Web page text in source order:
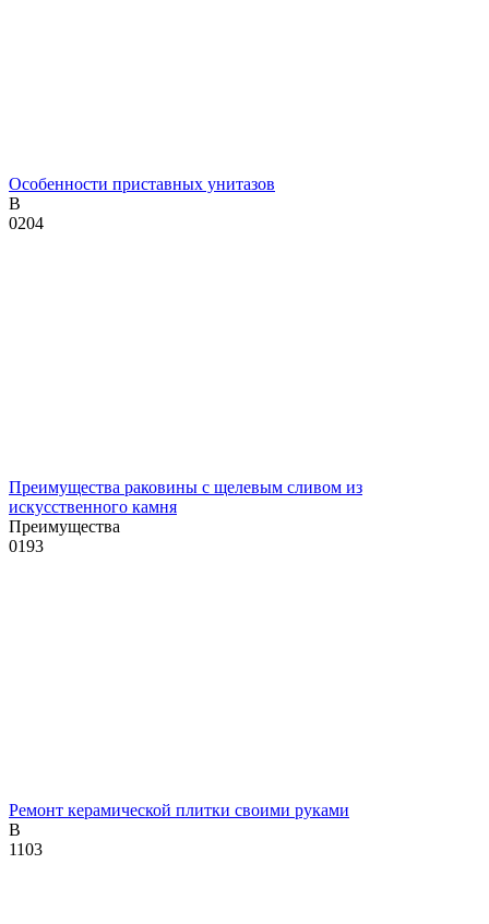
Особенности приставных унитазов
В
0204
Преимущества раковины с щелевым сливом из
искусственного камня
Преимущества
0193
Ремонт керамической плитки своими руками
В
1103